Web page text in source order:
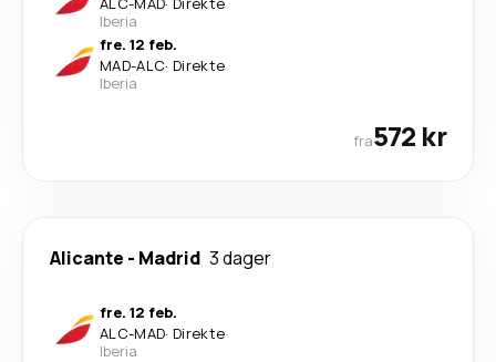
Iberia
fre. 12 feb.
MAD-ALC· Direkte
Iberia
fra572 kr
Alicante - Madrid 3 dager
fre. 12 feb.
ALC-MAD· Direkte
Iberia